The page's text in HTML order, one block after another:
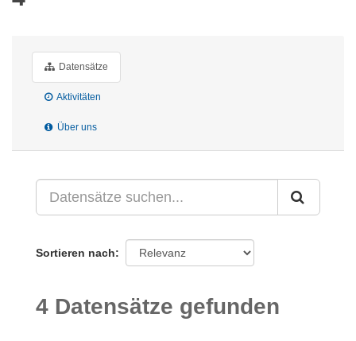
Datensätze
Aktivitäten
Über uns
Sortieren nach
4 Datensätze gefunden